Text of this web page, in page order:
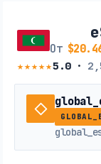
От
★★★★★5.0·